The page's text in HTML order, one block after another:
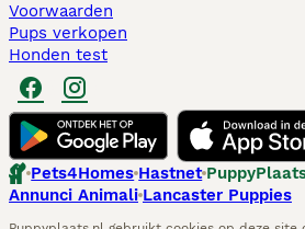
Voorwaarden
Pups verkopen
Honden test
Pets4Homes Hastnet
Annunci Animali Lancaster Puppies